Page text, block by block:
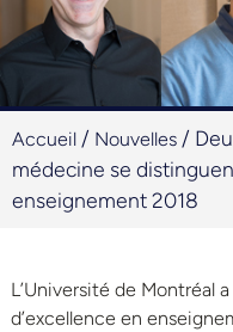
Accueil / Nouvelles /
médecine se
enseignement 2018
L’Université de Montréal
d’excellence en